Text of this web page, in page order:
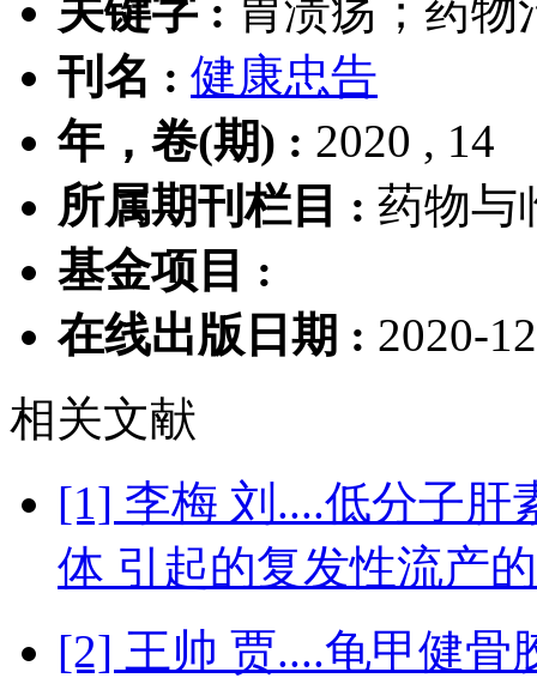
关键字 : 胃溃疡；药
刊名 : 健康忠告
年，卷(期) : 2020 , 14
所属期刊栏目 : 药物与
基金项目 :
在线出版日期 : 2020-
相关文献
[1] 李梅 刘....低分子肝
体 引起的复发性流产
[2] 王帅 贾....龟甲健骨